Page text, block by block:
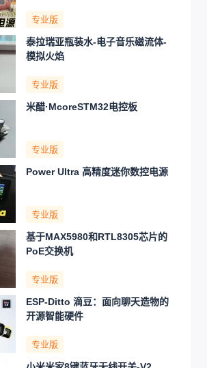
专业版
泰拉瑞亚瓶装水-电子音乐磁流体-
模拟火焰
专业版
米醋·McoreSTM32电控板
专业版
Power Ultra 高精度迷你数控电源
专业版
基于MAX5980和RTL8305芯片的
PoE交换机
专业版
ESP-Ditto 滴豆：面向聊天造物的
开源智能硬件
专业版